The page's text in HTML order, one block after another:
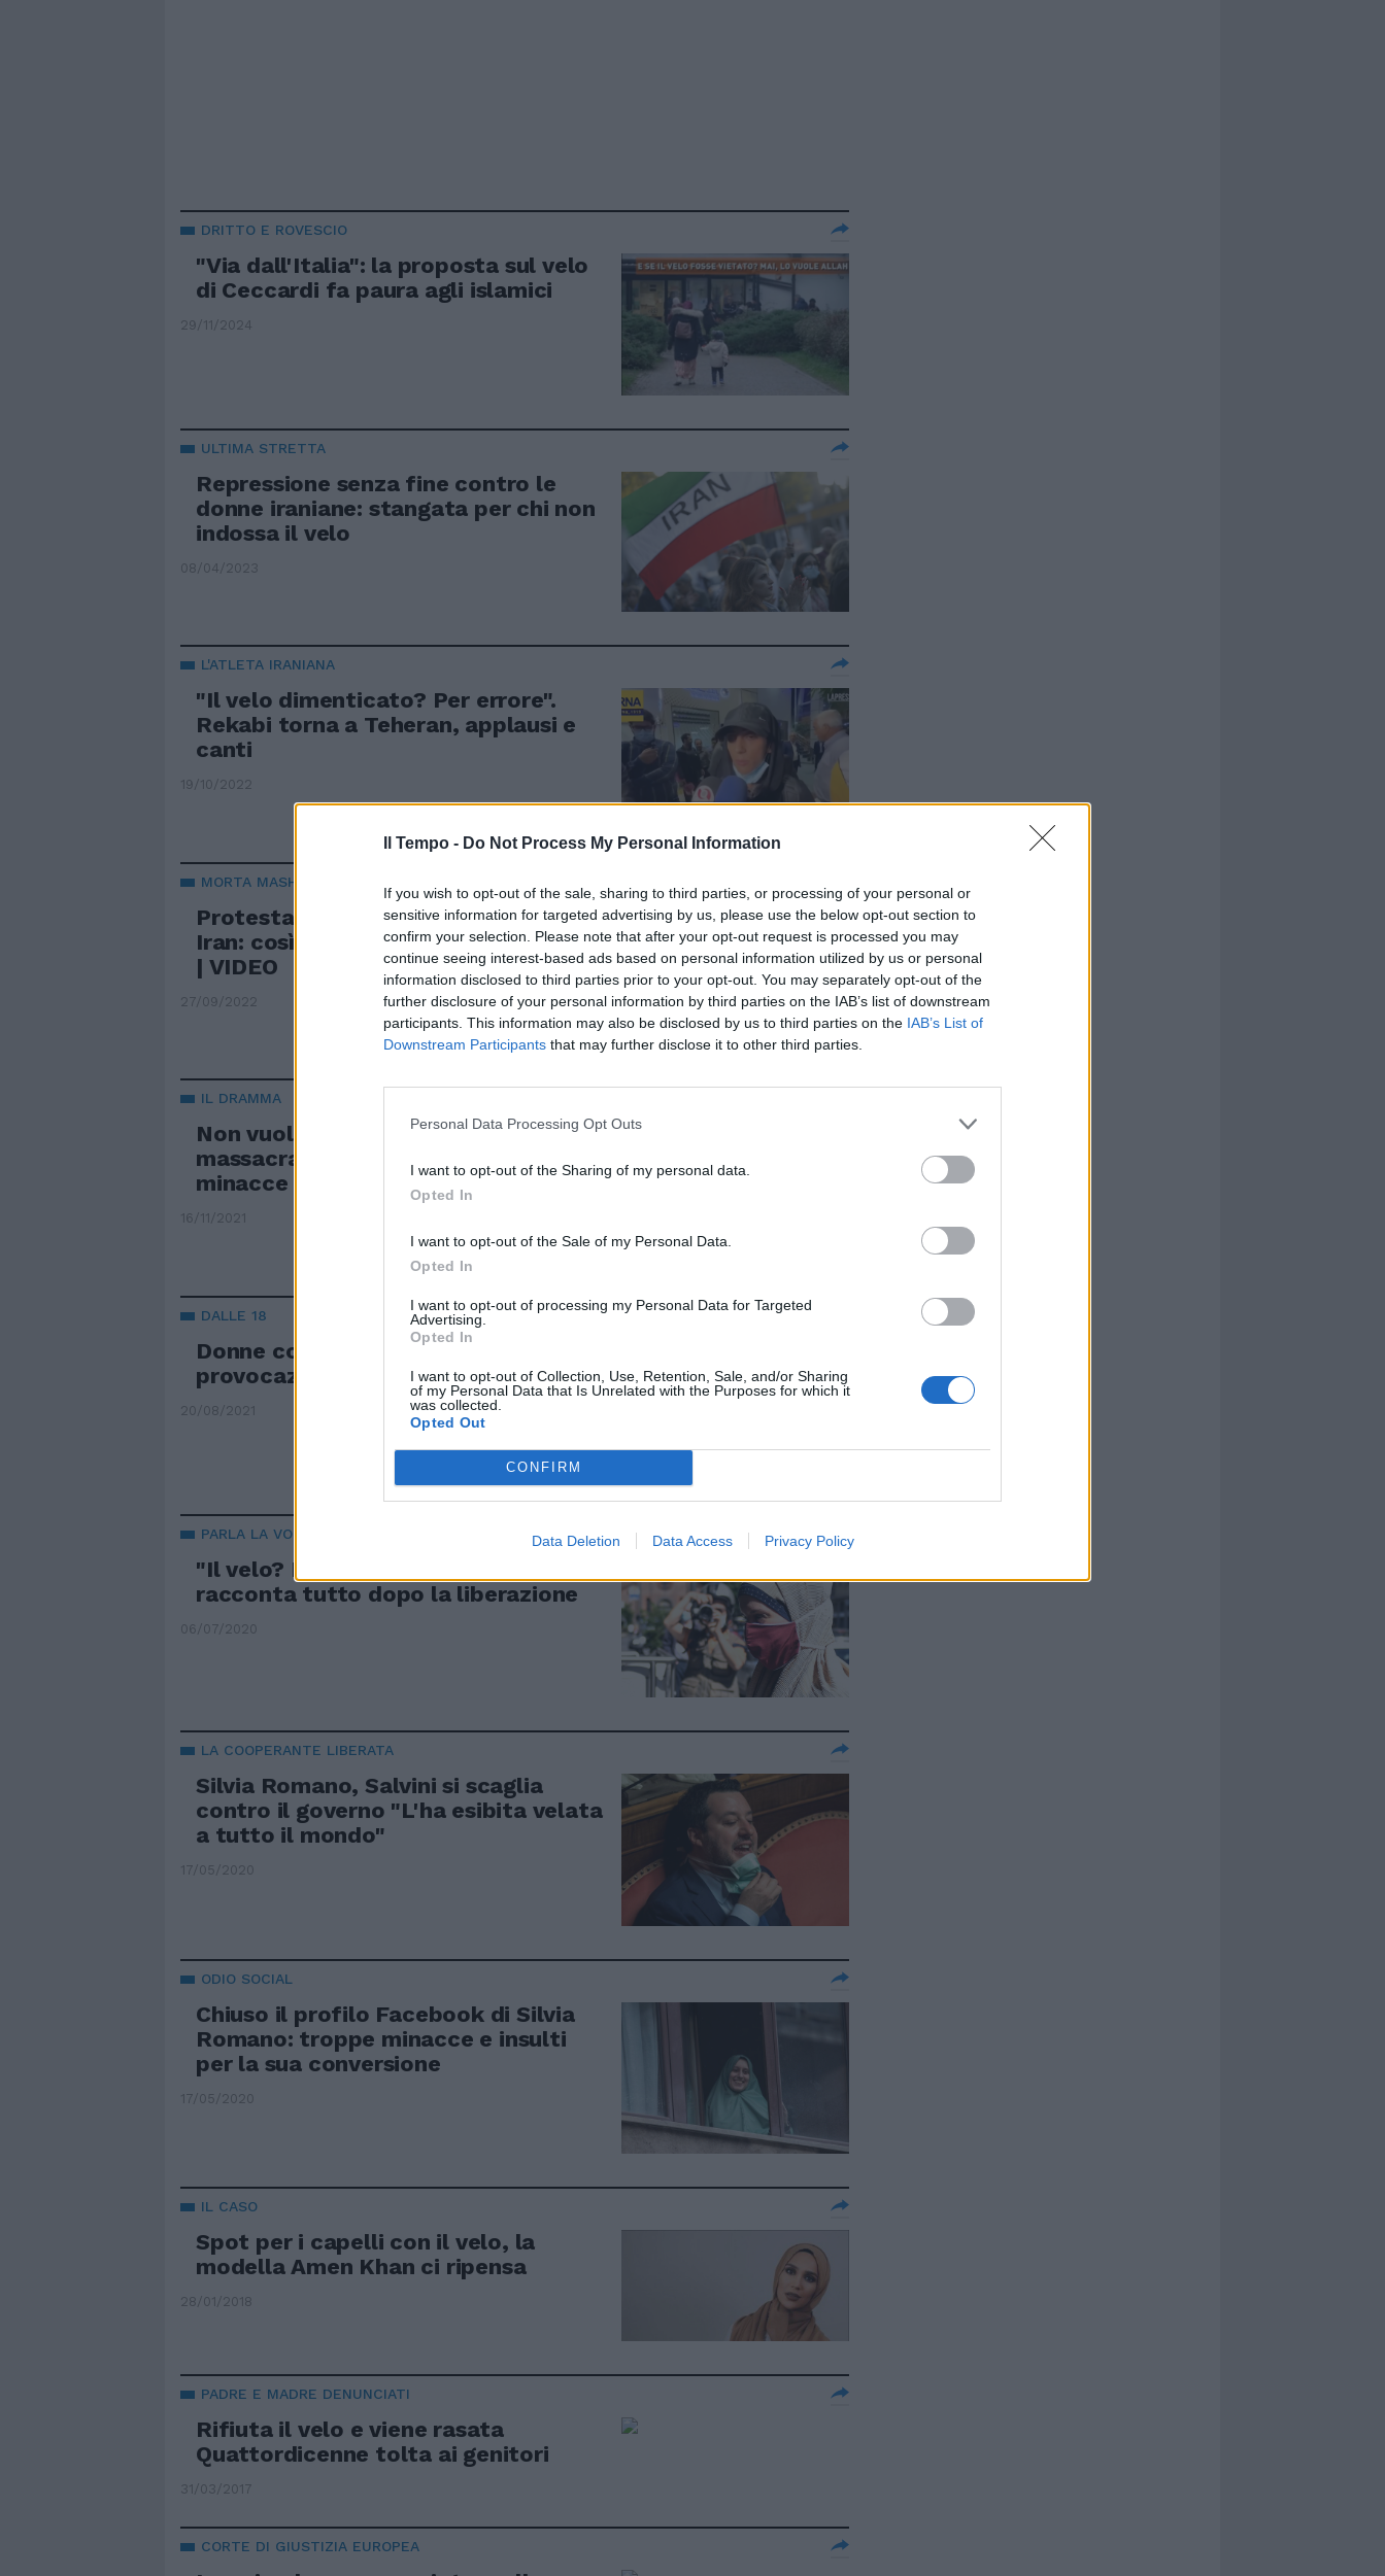
Il Tempo - Do Not Process My Personal Information
If you wish to opt-out of the sale, sharing to third parties, or processing of your personal or
sensitive information for targeted advertising by us, please use the below opt-out section to
confirm your selection. Please note that after your opt-out request is processed you may
continue seeing interest-based ads based on personal information utilized by us or personal
information disclosed to third parties prior to your opt-out. You may separately opt-out of the
further disclosure of your personal information by third parties on the IAB’s list of downstream
participants. This information may also be disclosed by us to third parties on the IAB’s List of
Downstream Participants that may further disclose it to other third parties.
Personal Data Processing Opt Outs
I want to opt-out of the Sharing of my personal data.
Opted In
I want to opt-out of the Sale of my Personal Data.
Opted In
I want to opt-out of processing my Personal Data for Targeted
Advertising.
Opted In
I want to opt-out of Collection, Use, Retention, Sale, and/or Sharing
of my Personal Data that Is Unrelated with the Purposes for which it
was collected.
Opted Out
CONFIRM
Data Deletion Data Access Privacy Policy
DRITTO E ROVESCIO
"Via dall'Italia": la proposta sul velo
di Ceccardi fa paura agli islamici
29/11/2024
ULTIMA STRETTA
Repressione senza fine contro le
donne iraniane: stangata per chi non
indossa il velo
08/04/2023
L'ATLETA IRANIANA
"Il velo dimenticato? Per errore".
Rekabi torna a Teheran, applausi e
canti
19/10/2022
MORTA MASHA AMINI
Protesta inarrestabile delle donne in
Iran: così sventolano il velo in strada
| VIDEO
27/09/2022
IL DRAMMA
Non vuole mettere il velo islamico:
massacrata di botte. Calci, schiaffi e
minacce a una 14enne
16/11/2021
DALLE 18
Donne col velo a Sutri, l'ultima
provocazione del "mullah" Sgarbi
20/08/2021
PARLA LA VOLONTARIA
"Il velo? E' libertà". Silvia Romano
racconta tutto dopo la liberazione
06/07/2020
LA COOPERANTE LIBERATA
Silvia Romano, Salvini si scaglia
contro il governo "L'ha esibita velata
a tutto il mondo"
17/05/2020
ODIO SOCIAL
Chiuso il profilo Facebook di Silvia
Romano: troppe minacce e insulti
per la sua conversione
17/05/2020
IL CASO
Spot per i capelli con il velo, la
modella Amen Khan ci ripensa
28/01/2018
PADRE E MADRE DENUNCIATI
Rifiuta il velo e viene rasata
Quattordicenne tolta ai genitori
31/03/2017
CORTE DI GIUSTIZIA EUROPEA